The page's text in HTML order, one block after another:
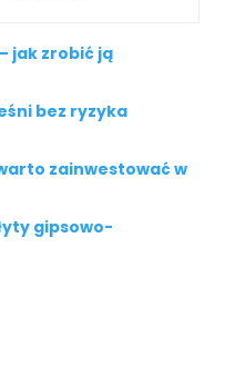
jak zrobić ją
bez ryzyka
zainwestować w
gipsowo-